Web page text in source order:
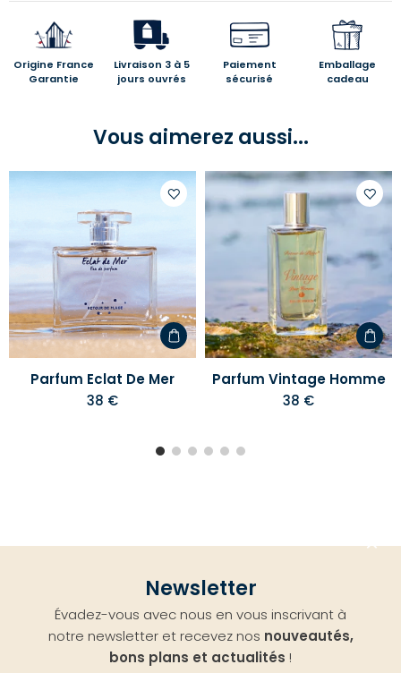
Origine France
Garantie
Livraison 3 à 5
jours ouvrés
Paiement
sécurisé
Emballage
cadeau
Vous aimerez aussi...
Ajouter
votre
liste
d'envies
Parfum Eclat De Mer
38 €
votre
Parfum Vintage Homme
38 €
Newsletter
Évadez-vous avec nous en vous inscrivant à
notre newsletter et recevez nos nouveautés,
bons plans et actualités !